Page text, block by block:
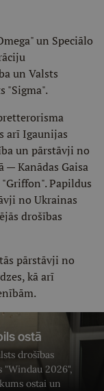
un Speciālo
un Valsts
"Sigma".
arī Igaunijas
un pārstāvji no
— Kanādas Gaisa
Papildus
no Ukrainas
drošības
pārstāvji no
kā arī
ostā
drošības
2026",
ostai un